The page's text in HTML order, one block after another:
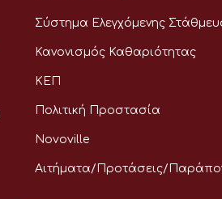
Σύστημα Ελεγχόμενης
Κανονισμός Καθαριότητας
ΚΕΠ
Πολιτική Προστασία
Novoville
Αιτήματα/Προτάσεις/